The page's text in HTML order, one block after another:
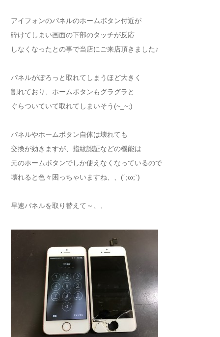
アイフォンのパネルのホームボタン付近が
砕けてしまい画面の下部のタッチが反応
しなくなったとの事で当店にご来店頂きました♪
パネルがぽろっと取れてしまうほど大きく
割れており、ホームボタンもグラグラと
ぐらついていて取れてしまいそう(~_~;)
パネルやホームボタン自体は壊れても
交換が効きますが、指紋認証などの機能は
元のホームボタンでしか使えなくなっているので
壊れると色々困っちゃいますね、、(´;ω;`)
早速パネルを取り替えて～、、